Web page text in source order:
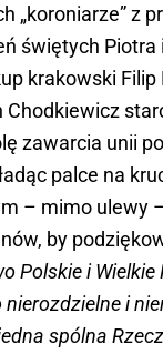
„koroniarze” z
świętych Piotra
krakowski Filip
Chodkiewicz
zawarcia unii
palce na
– mimo ulewy
by
Polskie i Wielkie
i
spólna